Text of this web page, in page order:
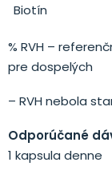
Biotín
% RVH –
pre dospelých
– RVH nebola
Odporúčané
1 kapsula denne